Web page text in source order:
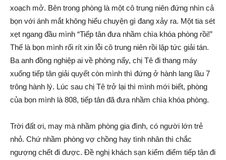
xoạch mở. Bên trong phòng là một cô trung niên đứng nhìn cả
bọn với ánh mắt không hiểu chuyện gì đang xảy ra. Một tia sét
xẹt ngang đầu mình “Tiếp tân đưa nhầm chìa khóa phòng rồi!”
Thế là bọn mình rối rít xin lỗi cô trung niên rồi lập tức giải tán.
Ba anh đồng nghiệp ai về phòng nấy, chị Tê đi thang máy
xuống tiếp tân giải quyết còn mình thì đứng ở hành lang lầu 7
trông hành lý. Lúc sau chị Tê trở lại thì mình mới biết, phòng
của bọn mình là 808, tiếp tân đã đưa nhầm chìa khóa phòng.
Trời đất ơi, may mà nhầm phòng gia đình, có người lớn trẻ
nhỏ. Chứ nhầm phòng vợ chồng hay tình nhân thì chắc
ngượng chết đi được. Đề nghị khách sạn kiểm điểm tiếp tân đi